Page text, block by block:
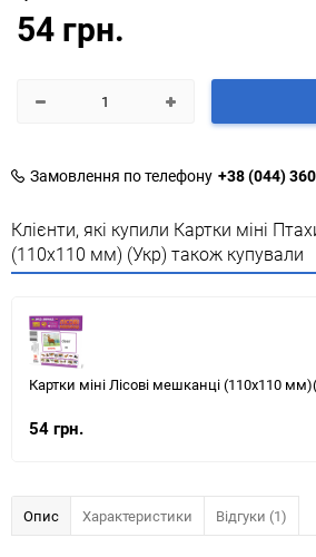
54 грн.
Замовлення по телефону +38 (044)
Клієнти, які купили Картки міні
(110х110 мм) (Укр) також купували
Картки міні Лісові мешканці (110х110
54 грн.
Опис Характеристики Відгуки (1)